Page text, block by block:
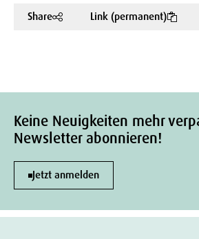
Share Link (permanent)
Keine Neuigkeiten mehr
Newsletter abonnieren!
Jetzt anmelden